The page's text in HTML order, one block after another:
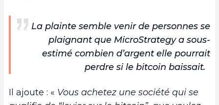
La plainte semble venir de personnes se
plaignant que MicroStrategy a sous-
estimé combien d’argent elle pourrait
perdre si le bitcoin baissait.
Il ajoute : « Vous achetez une société qui se